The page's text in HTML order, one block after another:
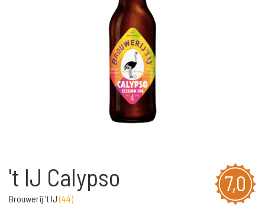
7,0
't IJ Calypso
Brouwerij 't IJ(44)